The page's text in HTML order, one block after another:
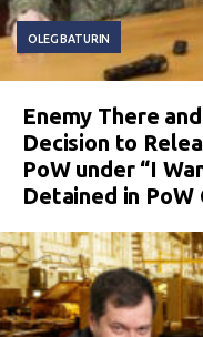
OLEG BATURIN
Enemy There
Decision to
PoW under “I
Detained in PoW